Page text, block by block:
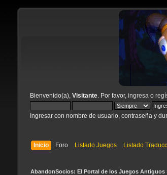
Bienvenido(a), Visitante. Por favor, ingresa o
Ingresar con nombre de usuario, contraseña y
Inicio Foro Listado Juegos Listado
AbandonSocios: El Portal de los Juegos Antiguos